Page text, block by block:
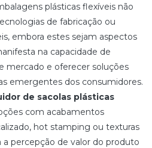
plásticas flexíveis não
de fabricação ou
embora estes sejam aspectos
na capacidade de
mercado e oferecer soluções
emergentes dos consumidores.
de sacolas plásticas
com acabamentos
hot stamping ou texturas
a percepção de valor do produto